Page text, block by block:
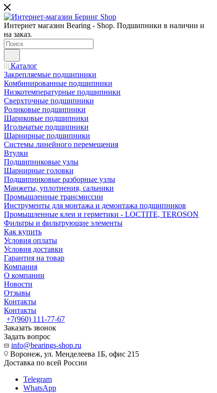
Интернет магазин Bearing - Shop. Подшипники в наличии и
на заказ.
Каталог
Закрепляемые подшипники
Комбинированные подшипники
Низкотемпературные подшипники
Сверхточные подшипники
Роликовые подшипники
Шариковые подшипники
Игольчатые подшипники
Шарнирные подшипники
Системы линейного перемещения
Втулки
Подшипниковые узлы
Шарнирные головки
Подшипниковые разборные узлы
Манжеты, уплотнения, сальники
Промышленные трансмиссии
Инструменты для монтажа и демонтажа подшипников
Промышленные клеи и герметики - LOCTITE, TEROSON
Фильтры и фильтрующие элементы
Как купить
Условия оплаты
Условия доставки
Гарантия на товар
Компания
О компании
Новости
Отзывы
Контакты
Контакты
+7(960) 111-77-67
Заказать звонок
Задать вопрос
info@bearings-shop.ru
Воронеж, ул. Менделеева 1Б, офис 215
Доставка по всей России
Telegram
WhatsApp